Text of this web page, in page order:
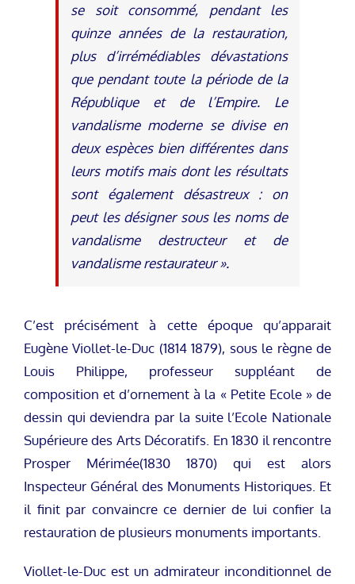
se soit consommé, pendant les
quinze années de la restauration,
plus d’irrémédiables dévastations
que pendant toute la période de la
République et de l’Empire. Le
vandalisme moderne se divise en
deux espèces bien différentes dans
leurs motifs mais dont les résultats
sont également désastreux : on
peut les désigner sous les noms de
vandalisme destructeur et de
vandalisme restaurateur ».
C’est précisément à cette époque qu’apparait
Eugène Viollet-le-Duc (1814 1879), sous le règne de
Louis Philippe, professeur suppléant de
composition et d’ornement à la « Petite Ecole » de
dessin qui deviendra par la suite l’Ecole Nationale
Supérieure des Arts Décoratifs. En 1830 il rencontre
Prosper Mérimée(1830 1870) qui est alors
Inspecteur Général des Monuments Historiques. Et
il finit par convaincre ce dernier de lui confier la
restauration de plusieurs monuments importants.
Viollet-le-Duc est un admirateur inconditionnel de